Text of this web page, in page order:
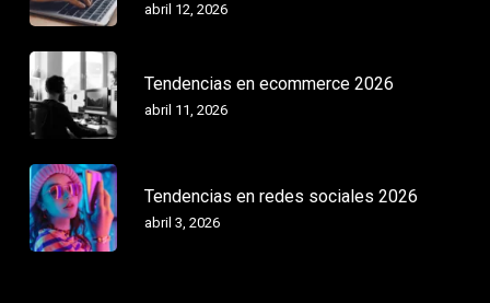
abril 12, 2026
Tendencias en ecommerce 2026
abril 11, 2026
Tendencias en redes sociales 2026
abril 3, 2026